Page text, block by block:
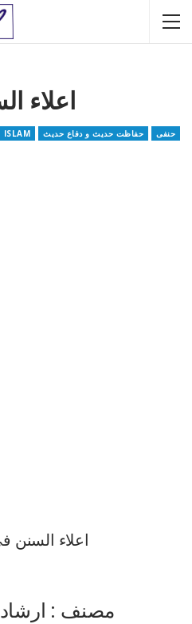
اعلاء
ISLAM حفاظت حدیث و دفاع حدیث حنفی
اعلاء السنن
مصنف :